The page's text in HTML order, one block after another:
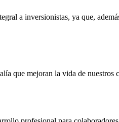
a inversionistas, ya que,
que mejoran la vida de nuestros